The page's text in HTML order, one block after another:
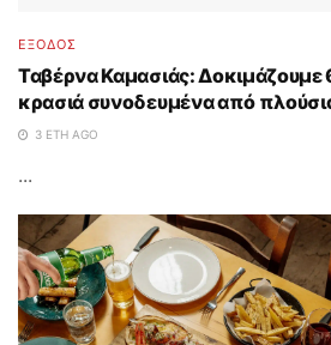
ΈΞΟΔΟΣ
Ταβέρνα Καμασιάς: Δοκιμάζουμε
κρασιά συνοδευμένα από
3 ΈΤΗ AGO
...